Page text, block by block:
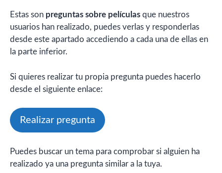
Estas son preguntas sobre películas que nuestros
usuarios han realizado, puedes verlas y responderlas
desde este apartado accediendo a cada una de ellas en
la parte inferior.
Si quieres realizar tu propia pregunta puedes hacerlo
desde el siguiente enlace:
Realizar pregunta
Puedes buscar un tema para comprobar si alguien ha
realizado ya una pregunta similar a la tuya.